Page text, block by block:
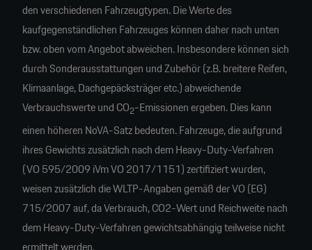
den verschiedenen Fahrzeugtypen. Die Werte des
kaufgegenständlichen Fahrzeuges können daher nach unten
bzw. oben vom Angebot abweichen. Insbesondere können sich
durch Sonderausstattungen und Zubehör (z.B. breitere Reifen,
Klimaanlage, Dachgepäcksträger etc.) abweichende
Verbrauchswerte und CO2-Emissionen ergeben. Dies kann
einen höheren NoVA-Satz bedeuten. Fahrzeuge, die aufgrund
ihres Gewichts zusätzlich nach dem Heavy-Duty-Verfahren
(VO 595/2009 iVm VO 2017/1151) zertifiziert wurden,
weisen zusätzlich die WLTP-Angaben gemäß der VO (EG)
715/2007 auf, da Verbrauch, CO2-Wert und Reichweite nach
dem Heavy-Duty-Verfahren gewichtsabhängig teilweise nicht